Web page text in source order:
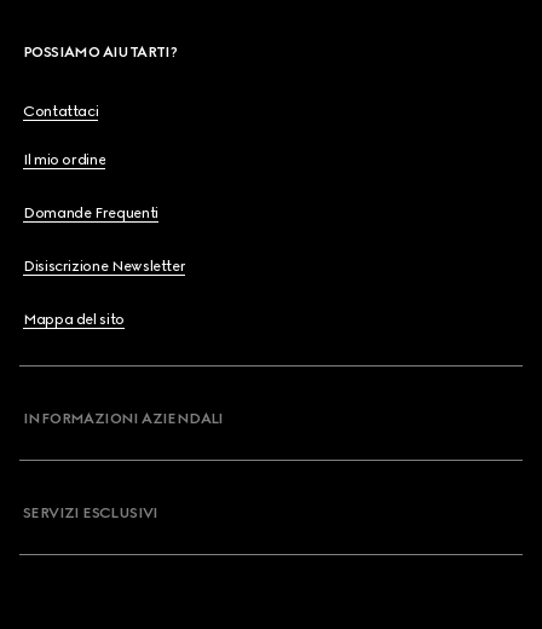
POSSIAMO AIUTARTI?
Contattaci
Il mio ordine
Domande Frequenti
Disiscrizione Newsletter
Mappa del sito
INFORMAZIONI AZIENDALI
SERVIZI ESCLUSIVI